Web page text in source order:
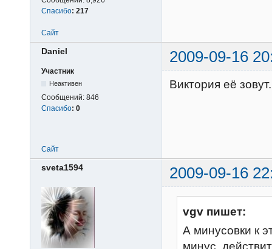
Спасибо: 217
Сайт
Daniel 2009-09-16
Участник
Неактивен
Сообщений: 846
Спасибо: 0
Виктория её
Сайт
sveta1594 2009-09-16
vgv пишет:
А минусовки к
минус,